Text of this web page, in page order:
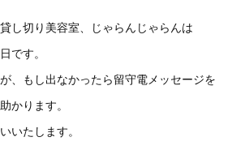
し切り美容室、じゃらんじゃらんは
です。
、もし出なかったら留守電メッセージを
かります。
いたします。